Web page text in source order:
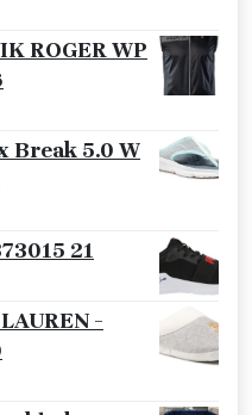
ROGER WP
Break 5.0 W
21
-